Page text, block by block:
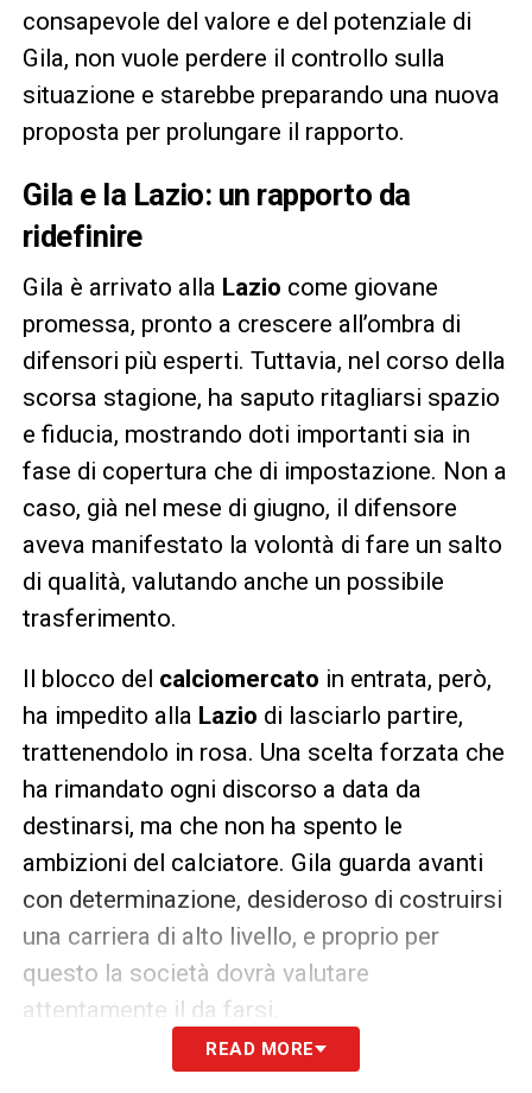
consapevole del valore e del potenziale di
Gila, non vuole perdere il controllo sulla
situazione e starebbe preparando una nuova
proposta per prolungare il rapporto.
Gila e la Lazio: un rapporto da
ridefinire
Gila è arrivato alla Lazio come giovane
promessa, pronto a crescere all’ombra di
difensori più esperti. Tuttavia, nel corso della
scorsa stagione, ha saputo ritagliarsi spazio
e fiducia, mostrando doti importanti sia in
fase di copertura che di impostazione. Non a
caso, già nel mese di giugno, il difensore
aveva manifestato la volontà di fare un salto
di qualità, valutando anche un possibile
trasferimento.
Il blocco del calciomercato in entrata, però,
ha impedito alla Lazio di lasciarlo partire,
trattenendolo in rosa. Una scelta forzata che
ha rimandato ogni discorso a data da
destinarsi, ma che non ha spento le
ambizioni del calciatore. Gila guarda avanti
con determinazione, desideroso di costruirsi
una carriera di alto livello, e proprio per
questo la società dovrà valutare
attentamente il da farsi.
Lazio pronta a rilanciare, ma la
READ MORE